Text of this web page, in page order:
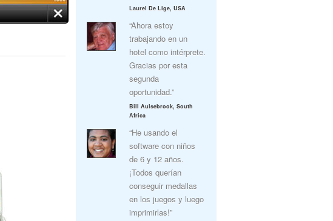
Laurel De Lige, USA
“Ahora estoy
trabajando en un
hotel como intérprete.
Gracias por esta
segunda
oportunidad.”
Bill Aulsebrook, South
Africa
“He usando el
software con niños
de 6 y 12 años.
¡Todos querían
conseguir medallas
en los juegos y luego
imprimirlas!”